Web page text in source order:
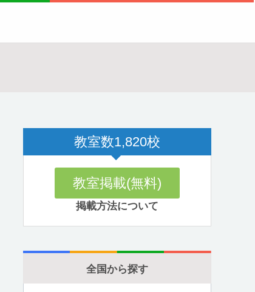
教室数1,820校
教室掲載(無料)
掲載方法について
全国から探す